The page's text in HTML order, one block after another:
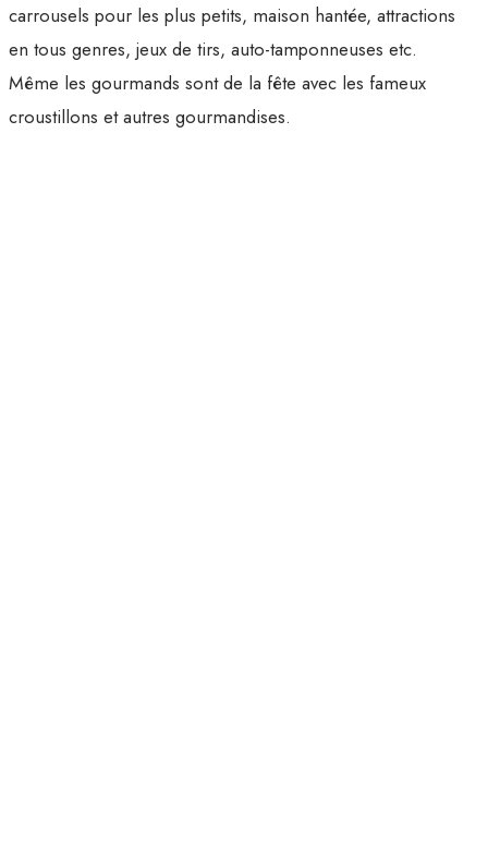
carrousels pour les plus petits, maison hantée, attractions
en tous genres, jeux de tirs, auto-tamponneuses etc.
Même les gourmands sont de la fête avec les fameux
croustillons et autres gourmandises.